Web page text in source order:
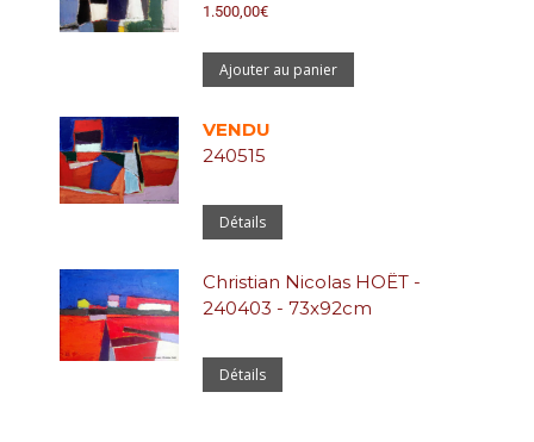
1.500,00€
Ajouter au panier
VENDU
240515
Détails
Christian Nicolas HOËT -
240403 - 73x92cm
Détails